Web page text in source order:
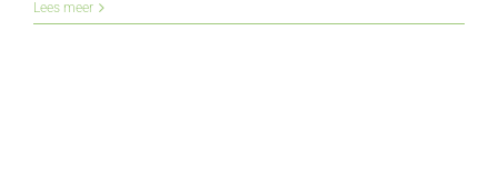
Cedar
Lees meer